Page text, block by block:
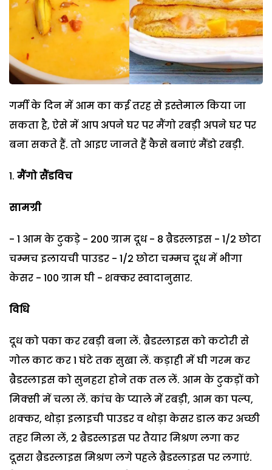
गर्मी के दिन में आम का कई तरह से इस्तेमाल किया जा
सकता है, ऐसे में आप अपने घर पर मैंगो रबड़ी अपने घर पर
बना सकते हैं. तो आइए जानते हैं कैसे बनाएं मैंडो रबड़ी.
मैंगो सैंडविच
सामग्री
- 1 आम के टुकड़े - 200 ग्राम दूध - 8 ब्रैडस्लाइस - 1/2 छोटा
चम्मच इलायची पाउडर - 1/2 छोटा चम्मच दूध में भीगा
केसर - 100 ग्राम घी - शक्कर स्वादानुसार.
विधि
दूध को पका कर रबड़ी बना लें. ब्रैडस्लाइस को कटोरी से
गोल काट कर 1 घंटे तक सुखा लें. कड़ाही में घी गरम कर
ब्रैडस्लाइस को सुनहरा होने तक तल लें. आम के टुकड़ों को
मिक्सी में चला लें. कांच के प्याले में रबड़ी, आम का पल्प,
शक्कर, थोड़ा इलाइची पाउडर व थोड़ा केसर डाल कर अच्छी
तहर मिला लें, 2 ब्रैडस्लाइस पर तैयार मिश्रण लगा कर
दूसरा ब्रैडस्लाइस मिश्रण लगे पहले ब्रैडस्लाइस पर लगाएं.